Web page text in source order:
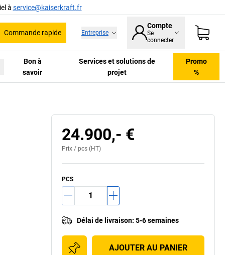
à service@kaiserkraft.fr
Commande rapide Entreprise
Compte
Se
connecter
Bon à
savoir
Services et solutions de
projet
Promo
%
24.900,- €
Prix / pcs (HT)
PCS
Délai de livraison: 5-6 semaines
AJOUTER AU PANIER